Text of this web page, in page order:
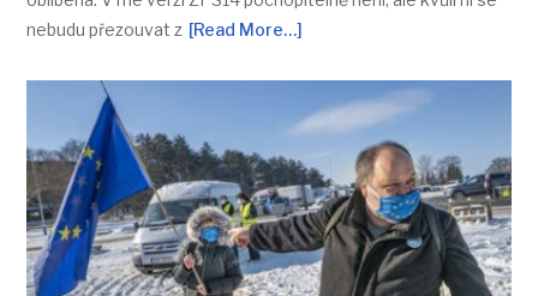
nebudu přezouvat z [Read More…]